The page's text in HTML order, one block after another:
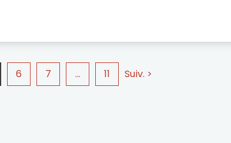
réduit, passant de […]
6 7 … 11 Suiv. >